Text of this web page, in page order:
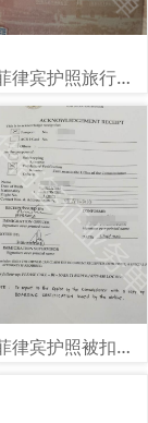
菲律宾护照旅行证盖章图片样式
菲律宾护照被扣海关单子图片样式讲解